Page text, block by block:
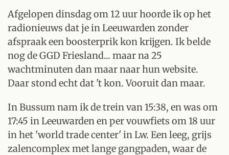
Afgelopen dinsdag om 12 uur hoorde ik op het
radionieuws dat je in Leeuwarden zonder
afspraak een boosterprik kon krijgen. Ik belde
nog de GGD Friesland... maar na 25
wachtminuten dan maar naar hun website.
Daar stond echt dat 't kon. Vooruit dan maar.
In Bussum nam ik de trein van 15:38, en was om
17:45 in Leeuwarden en per vouwfiets om 18 uur
in het 'world trade center' in Lw. Een leeg, grijs
zalencomplex met lange gangpaden, waar de